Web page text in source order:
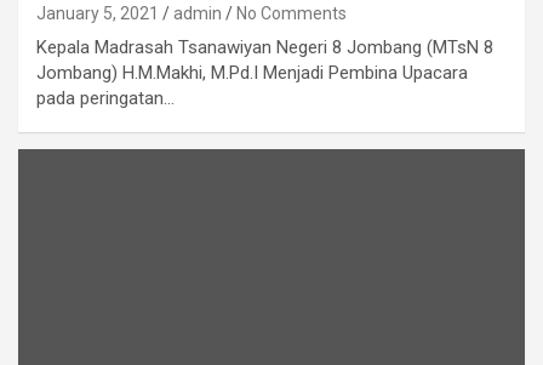
January 5, 2021 admin No Comments
Kepala Madrasah Tsanawiyan Negeri 8 Jombang (MTsN 8
Jombang) H.M.Makhi, M.Pd.I Menjadi Pembina Upacara
pada peringatan…